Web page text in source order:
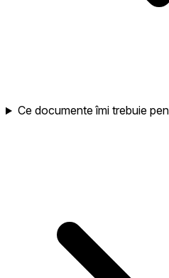
Ce documente îmi trebuie